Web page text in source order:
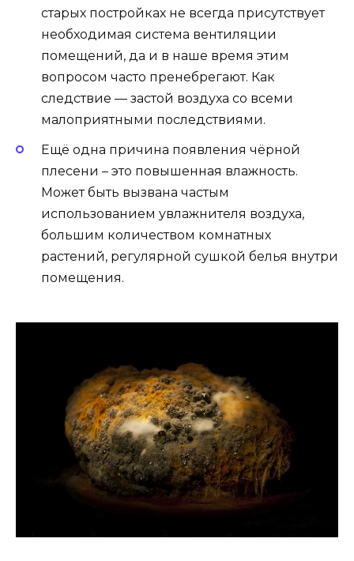
старых постройках не всегда присутствует
необходимая система вентиляции
помещений, да и в наше время этим
вопросом часто пренебрегают. Как
следствие — застой воздуха со всеми
малоприятными последствиями.
Ещё одна причина появления чёрной
плесени – это повышенная влажность.
Может быть вызвана частым
использованием увлажнителя воздуха,
большим количеством комнатных
растений, регулярной сушкой белья внутри
помещения.